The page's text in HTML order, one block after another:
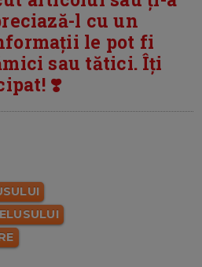
l cu un
le pot fi
sau tătici. Îți
❣️